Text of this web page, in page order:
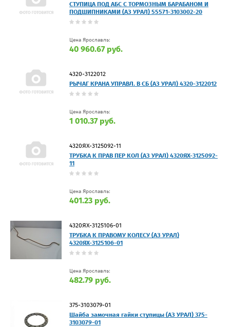
СТУПИЦА ПОД АБС С ТОРМОЗНЫМ БАРАБАНОМ И
ПОДШИПНИКАМИ (АЗ УРАЛ) 55571-3103002-20
Цена Ярославль:
40 960.67 руб.
4320-3122012
РЫЧАГ КРАНА УПРАВЛ. В СБ (АЗ УРАЛ) 4320-3122012
Цена Ярославль:
1 010.37 руб.
4320ЯХ-3125092-11
ТРУБКА К ПРАВ ПЕР КОЛ (АЗ УРАЛ) 4320ЯХ-3125092-
11
Цена Ярославль:
401.23 руб.
4320ЯХ-3125106-01
ТРУБКА К ПРАВОМУ КОЛЕСУ (АЗ УРАЛ)
4320ЯХ-3125106-01
Цена Ярославль:
482.79 руб.
375-3103079-01
Шайба замочная гайки ступицы (АЗ УРАЛ) 375-
3103079-01